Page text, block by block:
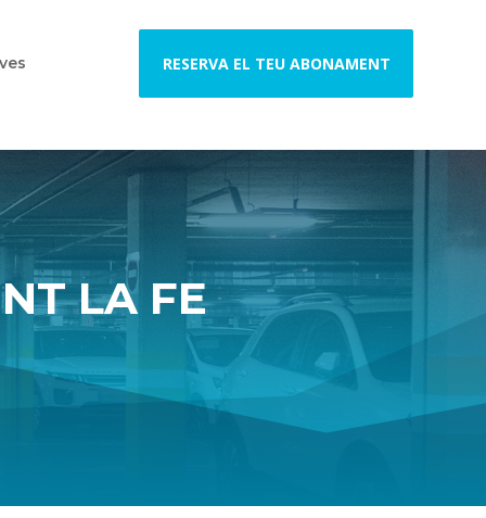
RESERVA EL TEU ABONAMENT
LA FE